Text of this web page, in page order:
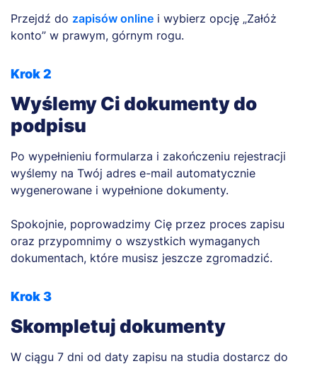
Przejdź do zapisów online i wybierz opcję „Załóż
konto” w prawym, górnym rogu.
Krok 2
Wyślemy Ci dokumenty do
podpisu
Po wypełnieniu formularza i zakończeniu rejestracji
wyślemy na Twój adres e-mail automatycznie
wygenerowane i wypełnione dokumenty.
Spokojnie, poprowadzimy Cię przez proces zapisu
oraz przypomnimy o wszystkich wymaganych
dokumentach, które musisz jeszcze zgromadzić.
Krok 3
Skompletuj dokumenty
W ciągu 7 dni od daty zapisu na studia dostarcz do